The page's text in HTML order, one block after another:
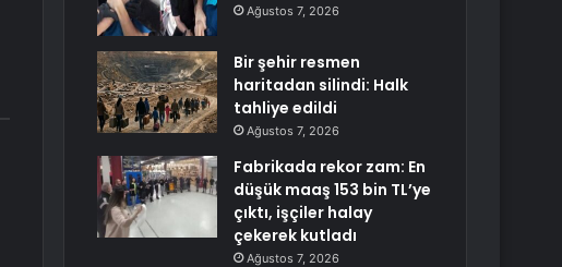
Ağustos 7, 2026
Bir şehir resmen
haritadan silindi: Halk
tahliye edildi
Ağustos 7, 2026
Fabrikada rekor zam: En
düşük maaş 153 bin TL’ye
çıktı, işçiler halay
çekerek kutladı
Ağustos 7, 2026